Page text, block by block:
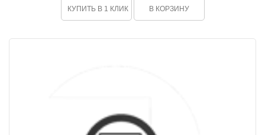
КУПИТЬ В 1 КЛИК В КОРЗИНУ